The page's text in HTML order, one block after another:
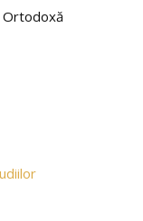
Ortodoxă